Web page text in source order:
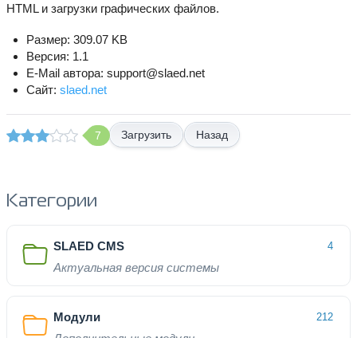
HTML и загрузки графических файлов.
Размер: 309.07 KB
Версия: 1.1
E-Mail автора: support@slaed.net
Сайт: slaed.net
7 Назад
Категории
SLAED CMS 4
Актуальная версия системы
Модули 212